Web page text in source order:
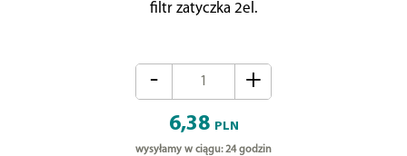
filtr zatyczka 2el.
- +
6,38 PLN
wysyłamy w ciągu: 24 godzin